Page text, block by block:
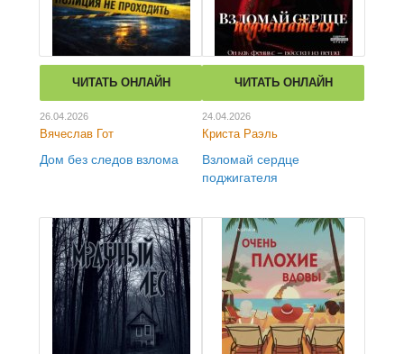
ЧИТАТЬ ОНЛАЙН
26.04.2026
Вячеслав Гот
Дом без следов взлома
ЧИТАТЬ ОНЛАЙН
24.04.2026
Криста Раэль
Взломай сердце
поджигателя